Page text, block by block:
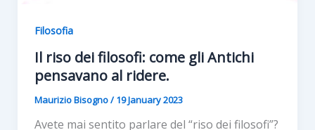
Filosofia
Il riso dei filosofi: come gli Antichi
pensavano al ridere.
Maurizio Bisogno/19 January 2023
Avete mai sentito parlare del “riso dei filosofi”?